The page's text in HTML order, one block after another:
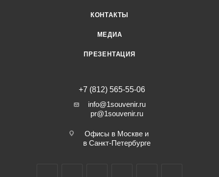
КОНТАКТЫ
МЕДИА
ПРЕЗЕНТАЦИЯ
+7 (812) 565-55-06
info@1souvenir.ru
pr@1souvenir.ru
Офисы в Москве и
в Санкт-Петербурге